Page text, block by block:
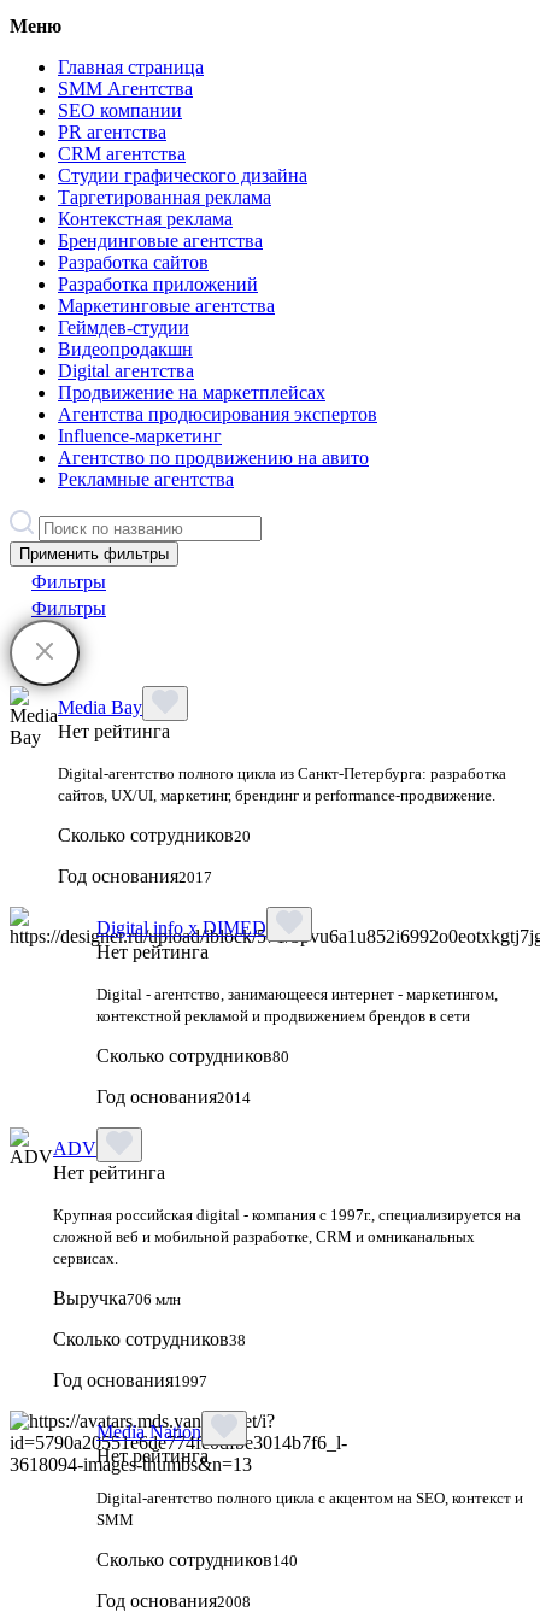
Меню
Главная страница
SMM Агентства
SEO компании
PR агентства
CRM агентства
Студии графического дизайна
Таргетированная реклама
Контекстная реклама
Брендинговые агентства
Разработка сайтов
Разработка приложений
Маркетинговые агентства
Геймдев-студии
Видеопродакшн
Digital агентства
Продвижение на маркетплейсах
Агентства продюсирования экспертов
Influence-маркетинг
Агентство по продвижению на авито
Рекламные агентства
Применить фильтры
Фильтры
Фильтры
Media Bay
Нет рейтинга
Digital‑агентство полного цикла из Санкт‑Петербурга: разработка
сайтов, UX/UI, маркетинг, брендинг и performance‑продвижение.
Сколько сотрудников20
Год основания2017
Digital info x DIMED
Нет рейтинга
Digital - агентство, занимающееся интернет - маркетингом,
контекстной рекламой и продвижением брендов в сети
Сколько сотрудников80
Год основания2014
ADV
Нет рейтинга
Крупная российская digital - компания с 1997г., специализируется на
сложной веб и мобильной разработке, CRM и омниканальных
сервисах.
Выручка706 млн
Сколько сотрудников38
Год основания1997
Media Nation
Нет рейтинга
Digital-агентство полного цикла с акцентом на SEO, контекст и
SMM
Сколько сотрудников140
Год основания2008